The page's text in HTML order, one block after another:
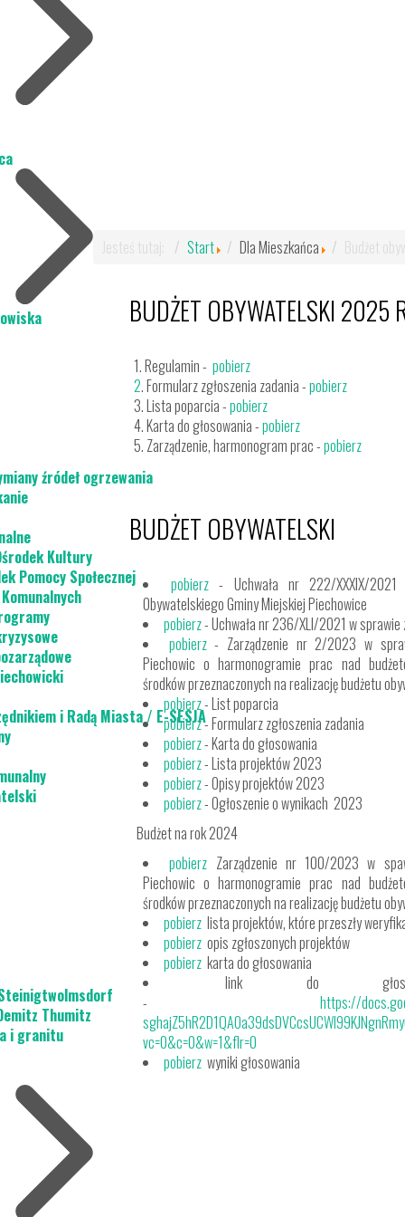
Jesteś tutaj: Start Dla Mieszkańca Budżet
BUDŻET OBYWATELSKI 2025
1. Regulamin - pobierz
2. Formularz zgłoszenia zadania -pobierz
3. Lista poparcia -pobierz
4. Karta do głosowania -pobierz
5. Zarządzenie, harmonogram prac -pobierz
BUDŻET OBYWATELSKI
pobierz - Uchwała nr 222/XXXIX/
Obywatelskiego Gminy Miejskiej Piechowice
pobierz- Uchwała nr 236/XLI/2021 w
pobierz- Zarządzenie nr 2/2023 w
Piechowic o harmonogramie prac nad
środków przeznaczonych na realizację budżetu
pobierz- List poparcia
pobierz- Formularz zgłoszenia zadania
pobierz- Karta do głosowania
pobierz- Lista projektów 2023
pobierz- Opisy projektów 2023
pobierz- Ogłoszenie o wynikach 2023
Budżet na rok 2024
pobierz Zarządzenie nr 100/2023 w
Piechowic o harmonogramie prac nad
środków przeznaczonych na realizację budżetu
pobierz lista projektów, które przeszły
pobierz opis zgłoszonych projektów
pobierz karta do głosowania
link do
- https://
vc=0&c=0&w=1&flr=0
pobierz wyniki głosowania
źródeł ogrzewania
Kultury
Pomocy Społecznej
i Radą Miasta / E-SESJA
Thumitz
i granitu